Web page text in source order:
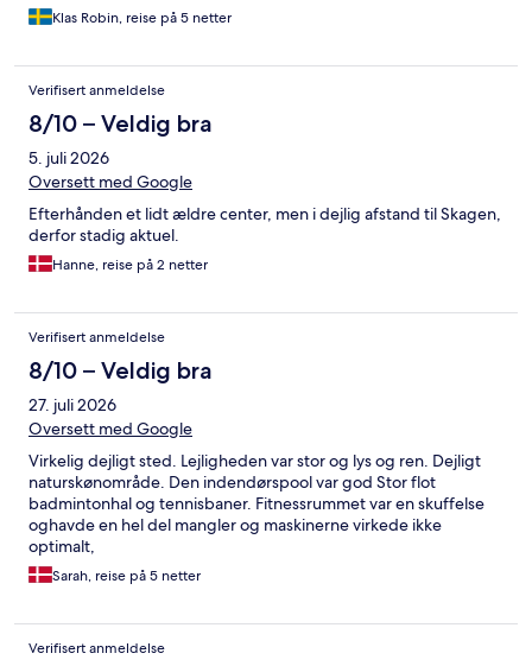
Klas Robin, reise på 5 netter
Verifisert anmeldelse
8/10 – Veldig bra
5. juli 2026
Oversett med Google
Efterhånden et lidt ældre center, men i dejlig afstand til Skagen,
derfor stadig aktuel.
Hanne, reise på 2 netter
Verifisert anmeldelse
8/10 – Veldig bra
27. juli 2026
Oversett med Google
Virkelig dejligt sted. Lejligheden var stor og lys og ren. Dejligt
naturskønområde. Den indendørspool var god Stor flot
badmintonhal og tennisbaner. Fitnessrummet var en skuffelse
oghavde en hel del mangler og maskinerne virkede ikke
optimalt,
Sarah, reise på 5 netter
Verifisert anmeldelse